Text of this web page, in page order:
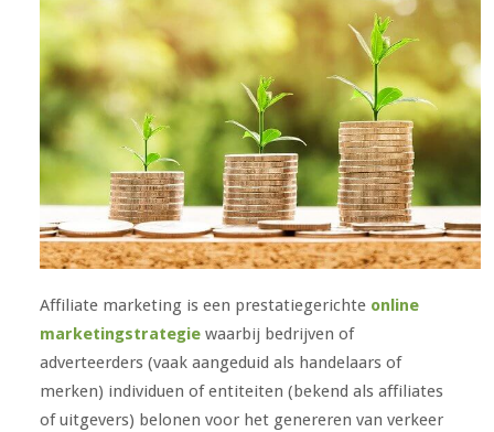
Affiliate marketing is een prestatiegerichte online
marketingstrategiewaarbij bedrijven of
adverteerders (vaak aangeduid als handelaars of
merken) individuen of entiteiten (bekend als affiliates
of uitgevers) belonen voor het genereren van verkeer